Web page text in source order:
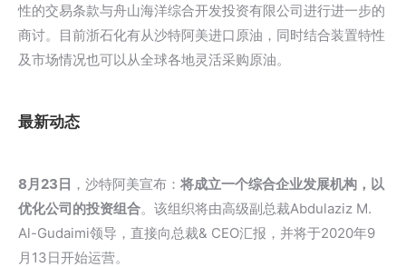
性的交易条款与舟山海洋综合开发投资有限公司进行进一步的
商讨。目前浙石化有从沙特阿美进口原油，同时结合装置特性
及市场情况也可以从全球各地灵活采购原油。
最新动态
8月23日 ，沙特阿美宣布： 将成立一个综合企业发展机构，以
优化公司的投资组合。该组织将由高级副总裁Abdulaziz M.
Al-Gudaimi领导，直接向总裁& CEO汇报，并将于2020年9
月13日开始运营。